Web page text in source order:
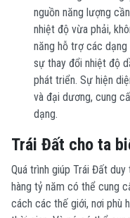
nguồn năng lượng
nhiệt độ vừa phải,
năng hỗ trợ các dạng
sự thay đổi nhiệt độ
phát triển. Sự hiện
và đại dương, cung
dạng.
Trái Đất cho ta
Quá trình giúp Trái Đất
hàng tỷ năm có thể cung
cách các thế giới, nơi phù